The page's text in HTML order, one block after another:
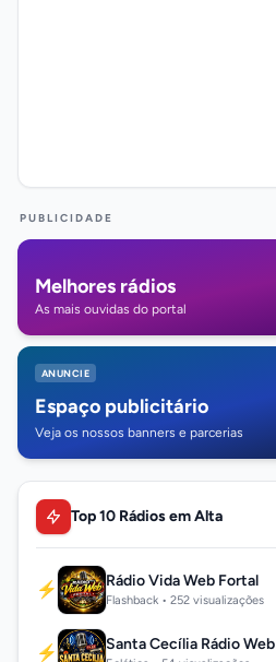
PUBLICIDADE
Melhores rádios
As mais ouvidas do portal
ANUNCIE
Espaço publicitário
Veja os nossos banners e parcerias
Top 10 Rádios em Alta
⚡ Rádio Vida Web Fortal
Flashback • 252 visualizações
⚡ Santa Cecília Rádio Web